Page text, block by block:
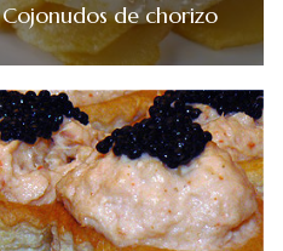
Cojonudos de chorizo